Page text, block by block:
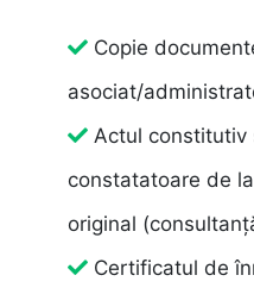
Copie
asociat/
Actul constitutiv
constatatoare de
original
Certificatul de